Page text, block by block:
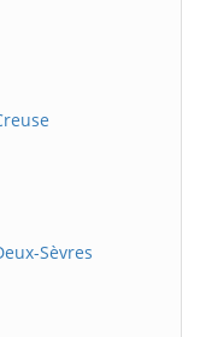
Sèvres